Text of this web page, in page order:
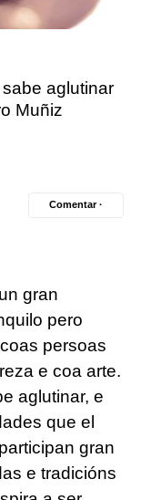
aglutinar
Muñiz
Comentar ·
gran
pero
persoas
e coa arte.
aglutinar, e
que el
gran
e tradicións